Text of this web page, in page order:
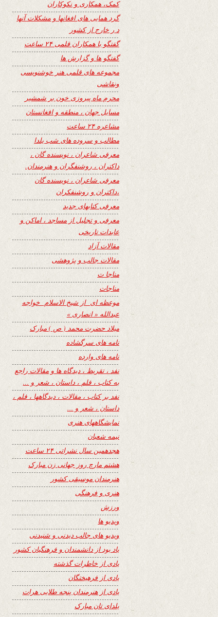
کمک، همکاری و نکوکاران
گرد همایی های افغانها و مشکلات آنها
د ر خارج از کشور
گفتگو با همکاران قلمی ۲۴ ساعت
گفتگو ها و گزارش ها
مجموعه های قلمی هنر خوشنویسی
ونقاشی
محرم ماه پیروزی خون بر شمشیر
مسایل جهان ، منطقه و افغانستان
مشاعره ۲۴ ساعت
مطالب و سروده های شب یلدا
معرفی شاعران ، نویسنده گان ،
داکتران ، روشنفگران و هنرمندان.
معرفی شاعران ، نویسنده گان
،داکتران و روشنفکران
معرفی کتابهای جدید
معرفی و تجلیل از مساجد ، اماکن و
عابدات تاریخی
مقالات آزاد
مقالات جالب و پژوهشی
مناجا ت
مناجات
موعظه ای از شیخ الاسلام خواجه
عبدالله « انصاری »
میلاد حضرت محمد ( ص ) مبارک
نامه های سرگشاده
نامه های وارده
نفد ، تقریظ ، دیدگاه ها و مقالات راجع
به کتاب ، فلم ، داستان ، شعر و …
نفد بر کتاب ، مقالات ، دیدگاهها ، فلم ،
داستان ، شعر و …
نمایشگاههای هنری
نیمه شعبان
هجدهمین سال نشراتی ۲۴ ساعت
هشتم مارچ روز جهانی زن مبارک
هنرمندان موسیقی کشور
هنری و فرهنگی
ورزش
ویدیو ها
ویدیو های جالب دیدنی و شنیدنی
یاد بود از دانشمندان و فرهنگیان کشور
یادی از خاطرات گذشته
یادی از فرهیختگان
یادی از هنرمندان پنجه طلایی هرات
یلدای تان مبارک